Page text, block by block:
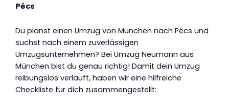
Pécs
Du planst einen Umzug von München nach Pécs und
suchst nach einem zuverlässigen
Umzugsunternehmen? Bei Umzug Neumann aus
München bist du genau richtig! Damit dein Umzug
reibungslos verläuft, haben wir eine hilfreiche
Checkliste für dich zusammengestellt: